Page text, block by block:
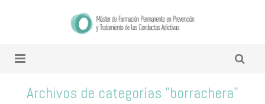
Archivos de categorías "borrachera"